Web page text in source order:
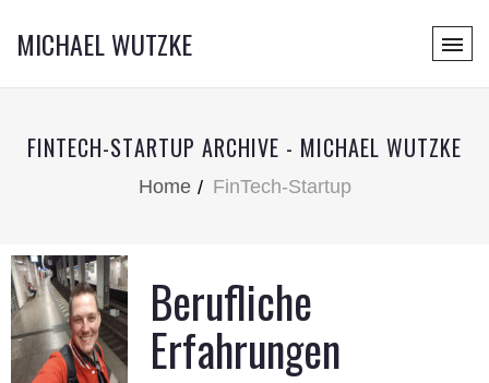
MICHAEL WUTZKE
FINTECH-STARTUP ARCHIVE - MICHAEL WUTZKE
Home FinTech-Startup
Berufliche
Erfahrungen